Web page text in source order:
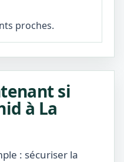
proches.
si
à La
: sécuriser la